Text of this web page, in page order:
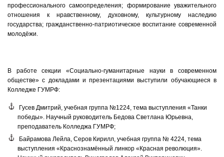
профессионального самоопределения; формирование уважительного
отношения к нравственному, духовному, культурному наследию
государства; гражданственно-патриотическое воспитание современной
молодёжи.
В работе секции «Социально-гуманитарные науки в современном
обществе» с докладами и презентациями выступили обучающиеся в
Колледже ГУМРФ:
Гусев Дмитрий, учебная группа №1224, тема выступления «Танки
победы». Научный руководитель Бедова Светлана Юрьевна,
преподаватель Колледжа ГУМРФ;
Байрамова Лейла, Серов Кирилл, учебная группа № 4224, тема
выступления «Краснознамённый линкор «Красная революция».